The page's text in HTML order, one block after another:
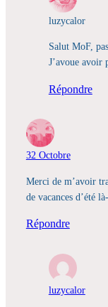
luzycalor
Salut MoF,
J’avoue avoir
Répondre
32 Octobre
Merci de m’avoir
de vacances d’été
Répondre
luzycalor